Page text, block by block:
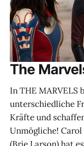
The
In THE MARVELS
unterschiedliche
Kräfte und
Unmögliche!